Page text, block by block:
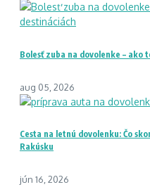
Bolesť zuba na dovolenke – ako
aug 05, 2026
Cesta na letnú dovolenku: Čo
Rakúsku
jún 16, 2026